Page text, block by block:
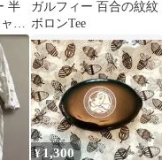
半
ツ
ガルフィー 百合の紋紋
ボロンTee
¥1,300